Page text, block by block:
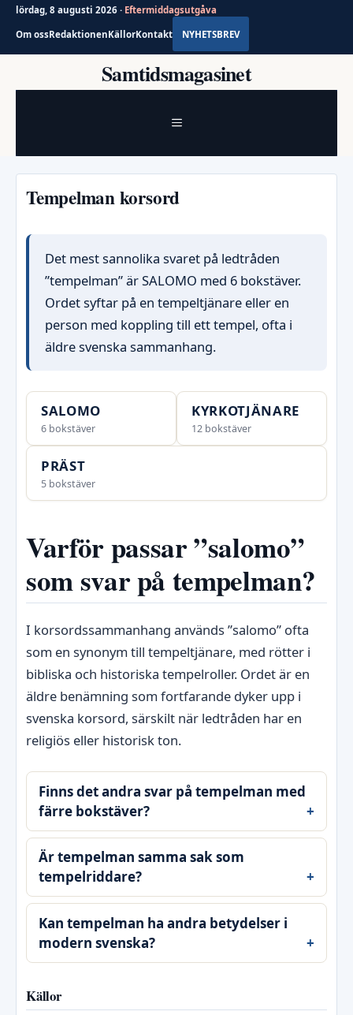
lördag, 8 augusti 2026 · Eftermiddagsutgåva
Om ossRedaktionenKällorKontakt NYHETSBREV
Samtidsmagasinet
MENY
Tempelman korsord
Det mest sannolika svaret på ledtråden
”tempelman” är SALOMO med 6 bokstäver.
Ordet syftar på en tempeltjänare eller en
person med koppling till ett tempel, ofta i
äldre svenska sammanhang.
SALOMO
6 bokstäver
KYRKOTJÄNARE
12 bokstäver
PRÄST
5 bokstäver
Varför passar ”salomo”
som svar på tempelman?
I korsordssammanhang används ”salomo” ofta
som en synonym till tempeltjänare, med rötter i
bibliska och historiska tempelroller. Ordet är en
äldre benämning som fortfarande dyker upp i
svenska korsord, särskilt när ledtråden har en
religiös eller historisk ton.
Finns det andra svar på tempelman med
färre bokstäver?
Är tempelman samma sak som
tempelriddare?
Kan tempelman ha andra betydelser i
modern svenska?
Källor